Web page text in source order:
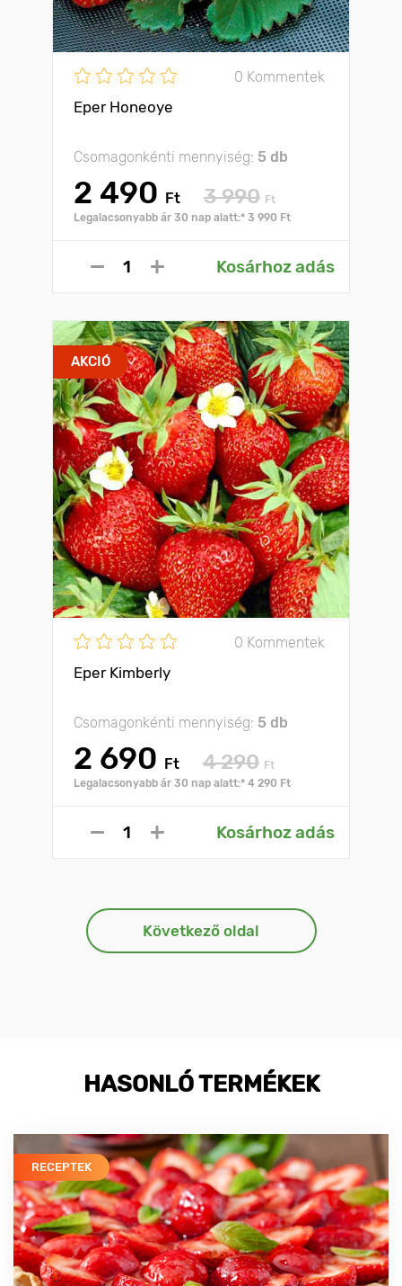
0 Kommentek
Eper Honeoye
Csomagonkénti mennyiség: 5 db
2 490 Ft 3 990 Ft
Legalacsonyabb ár 30 nap alatt:* 3 990 Ft
Kosárhoz adás
AKCIÓ
0 Kommentek
Eper Kimberly
Csomagonkénti mennyiség: 5 db
2 690 Ft 4 290 Ft
Legalacsonyabb ár 30 nap alatt:* 4 290 Ft
Kosárhoz adás
Következő oldal
HASONLÓ TERMÉKEK
RECEPTEK